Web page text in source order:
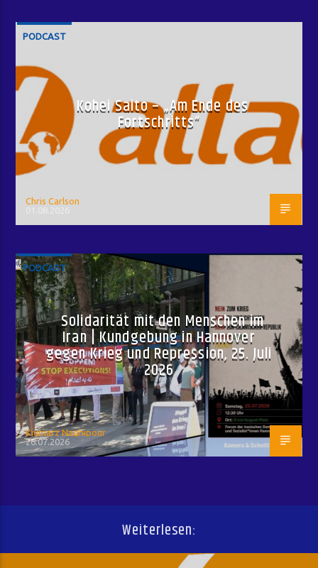
PODCAST
Kohei Saito – „Am Ende des
Fortschritts“
Chris Carlson
PODCAST
Solidarität mit den Menschen im
Iran | Kundgebung in Hannover
gegen Krieg und Repression, 25. Juli
2026
Kiumarz Naghipour
26.07.2026
Weiterlesen: